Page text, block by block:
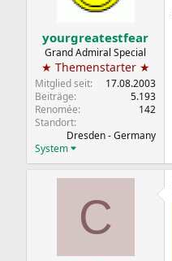
yourgreatestfear
Grand Admiral Special
★ Themenstarter ★
Mitglied seit
17.08.2003
Beiträge
5.193
Renomée
142
Standort
Dresden - Germany
System
C